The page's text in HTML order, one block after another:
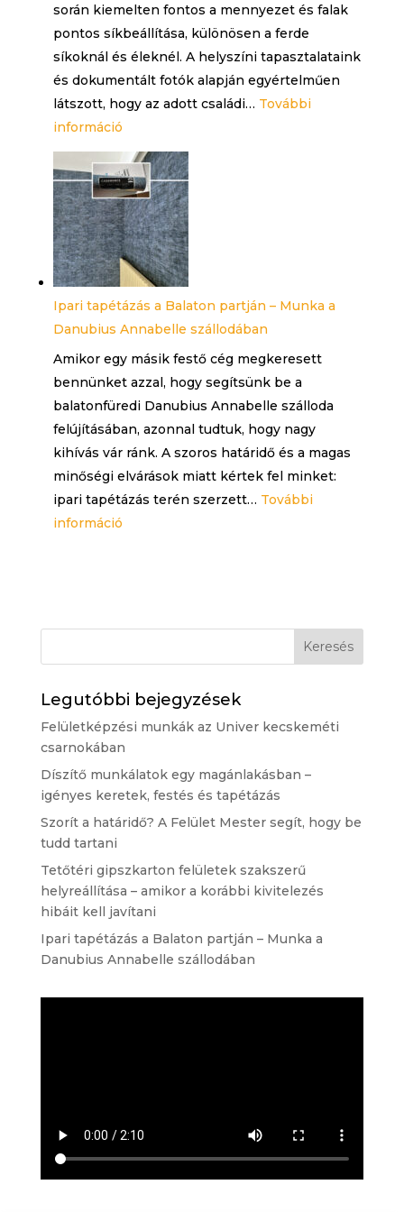
segít,
be
tudd
során kiemelten fontos a mennyezet és falak
pontos síkbeállítása, különösen a ferde
síkoknál és éleknél. A helyszíni tapasztalataink
és dokumentált fotók alapján egyértelműen
látszott, hogy az adott családi… További
információ:
Tetőtéri
gipszkarton
felületek
szakszerű
helyreállítása
–
amikor
a
korábbi
kivitelezés
hibáit
kell
javítani
Ipari tapétázás a Balaton partján – Munka a
Danubius Annabelle szállodában
Amikor egy másik festő cég megkeresett
bennünket azzal, hogy segítsünk be a
balatonfüredi Danubius Annabelle szálloda
felújításában, azonnal tudtuk, hogy nagy
kihívás vár ránk. A szoros határidő és a magas
minőségi elvárások miatt kértek fel minket:
ipari tapétázás terén szerzett… További
információ:
–
a
Danubius
Annabelle
szállodában
Legutóbbi bejegyzések
Felületképzési munkák az Univer kecskeméti
csarnokában
Díszítő munkálatok egy magánlakásban –
igényes keretek, festés és tapétázás
Szorít a határidő? A Felület Mester segít, hogy be
tudd tartani
Tetőtéri gipszkarton felületek szakszerű
helyreállítása – amikor a korábbi kivitelezés
hibáit kell javítani
Ipari tapétázás a Balaton partján – Munka a
Danubius Annabelle szállodában